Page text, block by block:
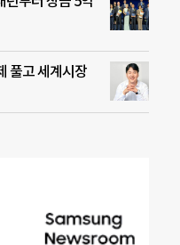
풀고 세계시장